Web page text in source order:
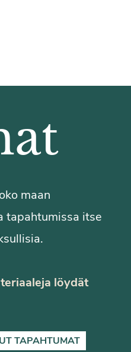
maan
tapahtumissa itse
löydät
TAPAHTUMAT